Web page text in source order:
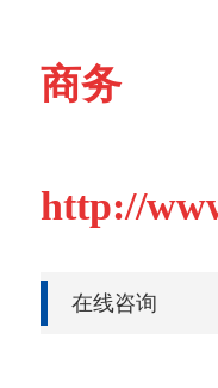
商务
http://
在线咨询